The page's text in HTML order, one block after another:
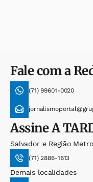
Fale com a
(71) 99601-0020
AssineA
Salvador e Região
(71) 2886-1613
Demais localidades